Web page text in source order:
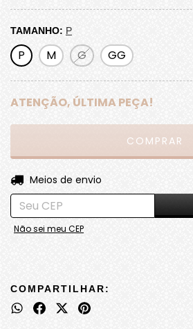
TAMANHO: P
P M G GG
ATENÇÃO, ÚLTIMA PEÇA!
Entregas para o CEP:
Meios de envio
Não sei meu CEP
COMPARTILHAR: